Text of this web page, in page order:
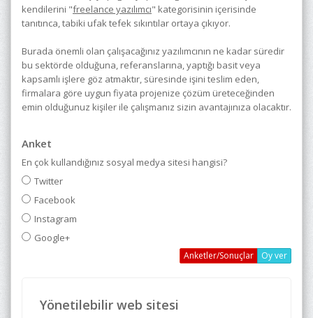
kendilerini "freelance yazılımcı" kategorisinin içerisinde
tanıtınca, tabiki ufak tefek sıkıntılar ortaya çıkıyor.
Burada önemli olan çalışacağınız yazılımcının ne kadar süredir
bu sektörde olduğuna, referanslarına, yaptığı basit veya
kapsamlı işlere göz atmaktır, süresinde işini teslim eden,
firmalara göre uygun fiyata projenize çözüm üreteceğinden
emin olduğunuz kişiler ile çalışmanız sizin avantajınıza olacaktır.
Anket
En çok kullandığınız sosyal medya sitesi hangisi?
Twitter
Facebook
Instagram
Google+
Anketler/Sonuçlar
Yönetilebilir web sitesi